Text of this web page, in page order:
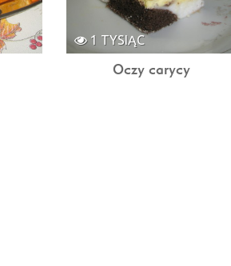
1 TYSIĄC
Oczy carycy